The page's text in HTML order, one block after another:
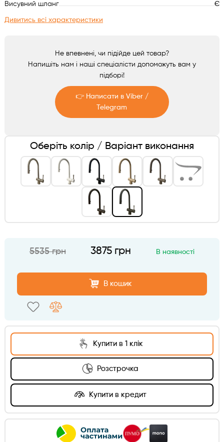
Висувний шланг Є
Дивитись всі характеристики
Не впевнені, чи підійде цей товар?
Напишіть нам і наші спеціалісти допоможуть вам у
підборі!
👉 Написати в Viber /
Telegram
Viber
5535 грн 3875 грн В наявності
В кошик
Купити в 1 клік
Розстрочка
Купити в кредит
Оберіть колір / Варіант виконання